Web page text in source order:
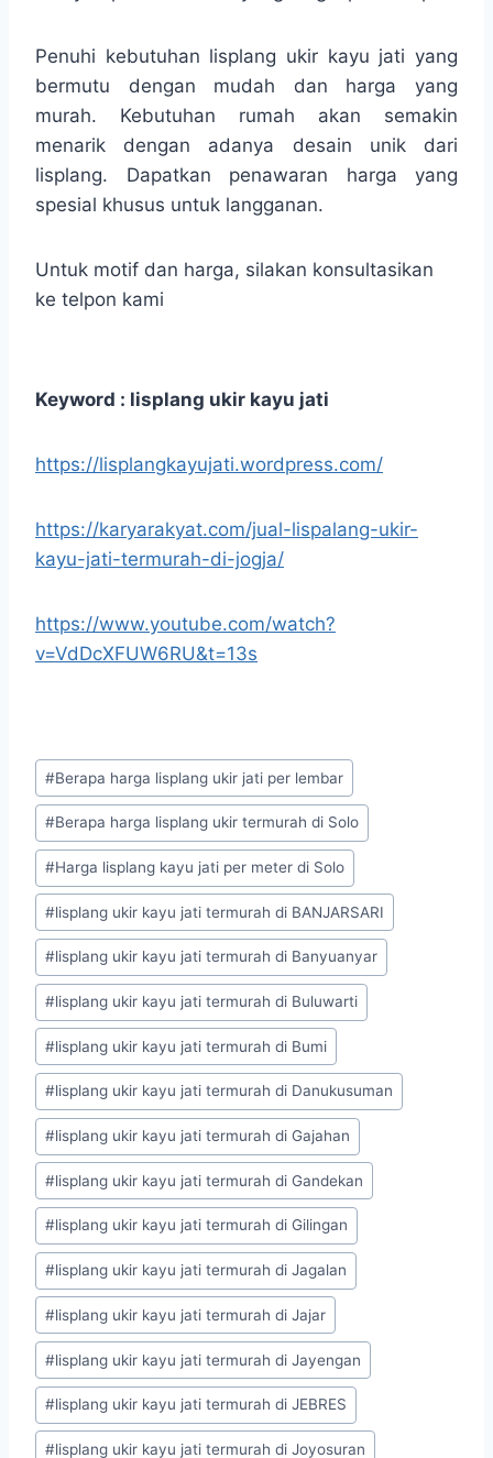
Penuhi kebutuhan lisplang ukir kayu jati yang
bermutu dengan mudah dan harga yang
murah. Kebutuhan rumah akan semakin
menarik dengan adanya desain unik dari
lisplang. Dapatkan penawaran harga yang
spesial khusus untuk langganan.
Untuk motif dan harga, silakan konsultasikan
ke telpon kami
Keyword : lisplang ukir kayu jati
https://lisplangkayujati.wordpress.com/
https://karyarakyat.com/jual-lispalang-ukir-
kayu-jati-termurah-di-jogja/
https://www.youtube.com/watch?
v=VdDcXFUW6RU&t=13s
#Berapa harga lisplang ukir jati per lembar
#Berapa harga lisplang ukir termurah di Solo
#Harga lisplang kayu jati per meter di Solo
#lisplang ukir kayu jati termurah di BANJARSARI
#lisplang ukir kayu jati termurah di Banyuanyar
#lisplang ukir kayu jati termurah di Buluwarti
#lisplang ukir kayu jati termurah di Bumi
#lisplang ukir kayu jati termurah di Danukusuman
#lisplang ukir kayu jati termurah di Gajahan
#lisplang ukir kayu jati termurah di Gandekan
#lisplang ukir kayu jati termurah di Gilingan
#lisplang ukir kayu jati termurah di Jagalan
#lisplang ukir kayu jati termurah di Jajar
#lisplang ukir kayu jati termurah di Jayengan
#lisplang ukir kayu jati termurah di JEBRES
#lisplang ukir kayu jati termurah di Joyosuran